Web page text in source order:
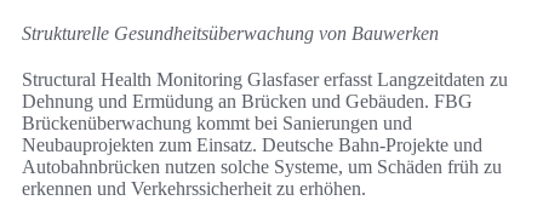
Strukturelle Gesundheitsüberwachung von Bauwerken
Structural Health Monitoring Glasfaser erfasst Langzeitdaten zu
Dehnung und Ermüdung an Brücken und Gebäuden. FBG
Brückenüberwachung kommt bei Sanierungen und
Neubauprojekten zum Einsatz. Deutsche Bahn-Projekte und
Autobahnbrücken nutzen solche Systeme, um Schäden früh zu
erkennen und Verkehrssicherheit zu erhöhen.